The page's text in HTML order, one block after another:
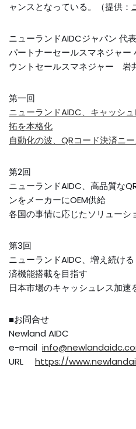
ャンスとなっている。（提供：
ニューランドAIDCジャパン 代
パートナーセールスマネジャー
ウントセールスマネジャー 岩
第一回
ニューランドAIDC、キャッシ
拓を本格化
自動化の波、QRコード決済ニ
第2回
ニューランドAIDC、高品質な
ンをメーカーにOEM供給
各国の事情に応じたソリューシ
第3回
ニューランドAIDC、増え続け
済機能搭載を目指す
日本市場のキャッシュレス加速
■お問合せ
Newland AIDC
e-mail
URL https://